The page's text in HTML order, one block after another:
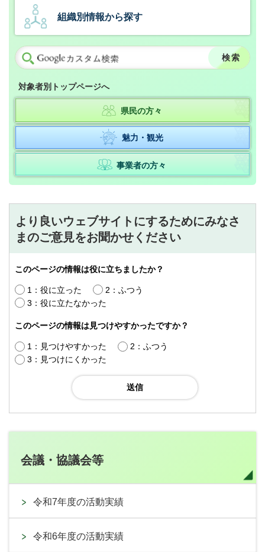
組織別情報から探す
対象者別トップページへ
県民の方々
魅力・観光
事業者の方々
より良いウェブサイトにするためにみなさ
まのご意見をお聞かせください
このページの情報は役に立ちましたか？
1：役に立った
2：ふつう
3：役に立たなかった
このページの情報は見つけやすかったですか？
1：見つけやすかった
2：ふつう
3：見つけにくかった
会議・協議会等
令和7年度の活動実績
令和6年度の活動実績